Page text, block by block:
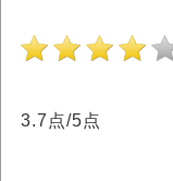
3.7点/5点